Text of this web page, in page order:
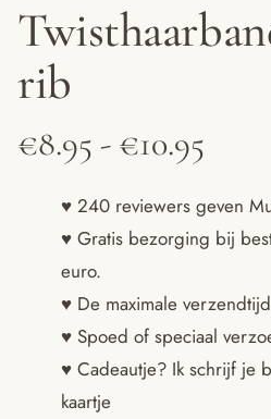
rib
€8.95 - €10.95
tot
♥ 240 reviewers geven
♥ Gratis bezorging bij
euro.
♥ De maximale
♥ Spoed of speciaal
♥ Cadeautje? Ik schrijf je
kaartje